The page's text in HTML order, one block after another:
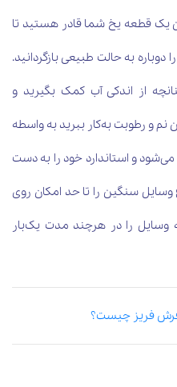
یک قطعه یخ شما قادر هستید تا
به حالت طبیعی بازگردانید.
از اندکی آب کمک بگیرید و
نم و رطوبت به‌کار ببرید به واسطه
و استاندارد خود را به دست
وسایل سنگین را تا حد امکان روی
وسایل را در هرچند مدت یک‌بار
فریز چیست؟